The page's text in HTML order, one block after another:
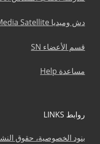
دش وميديا Media Satellite
قسم الأعضاء SN
مساعدة Help
روابط LINKS
بنود الخصوصية، حقوق